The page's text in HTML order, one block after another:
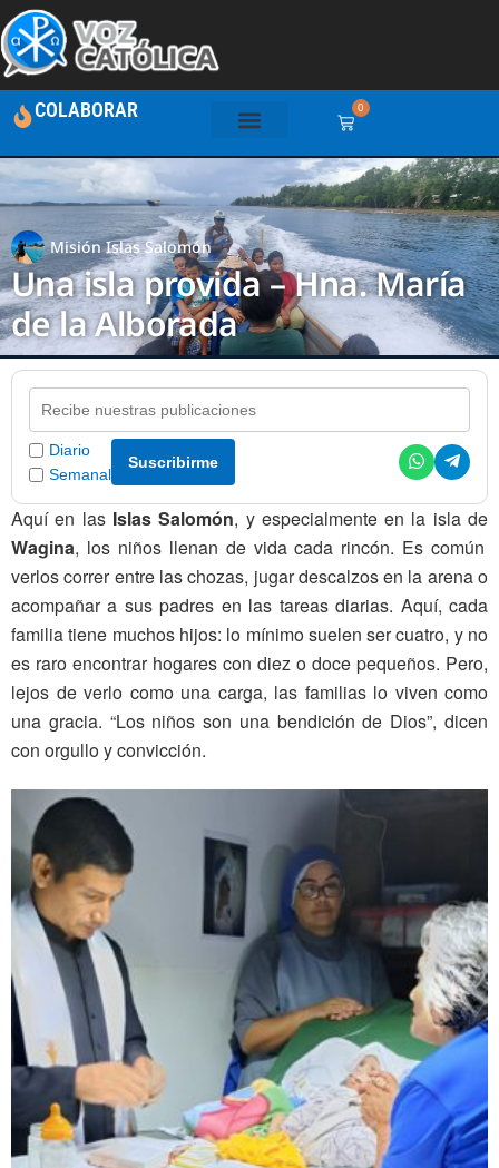
COLABORAR 0
Misión Islas Salomón
Una isla provida – Hna. María
de la Alborada
Diario
Semanal
Suscribirme
Aquí en las Islas Salomón, y especialmente en la isla de
Wagina, los niños llenan de vida cada rincón. Es común
verlos correr entre las chozas, jugar descalzos en la arena o
acompañar a sus padres en las tareas diarias. Aquí, cada
familia tiene muchos hijos: lo mínimo suelen ser cuatro, y no
es raro encontrar hogares con diez o doce pequeños. Pero,
lejos de verlo como una carga, las familias lo viven como
una gracia. “Los niños son una bendición de Dios”, dicen
con orgullo y convicción.